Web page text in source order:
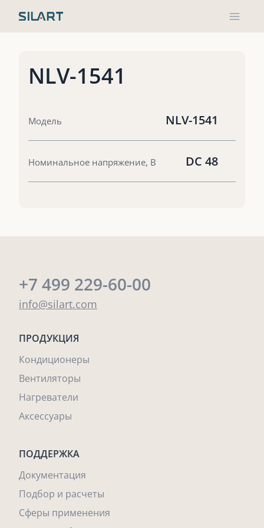
NLV-1541
Модель NLV-1541
Номинальное напряжение, В DC 48
+7 499 229-60-00
info@silart.com
ПРОДУКЦИЯ
Кондиционеры
Вентиляторы
Нагреватели
Аксессуары
ПОДДЕРЖКА
Документация
Подбор и расчеты
Сферы применения